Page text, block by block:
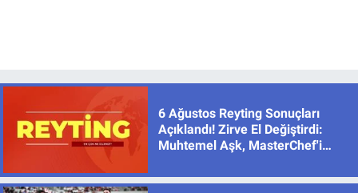
6 Ağustos Reyting Sonuçları
Açıklandı! Zirve El Değiştirdi:
Muhtemel Aşk, MasterChef'i